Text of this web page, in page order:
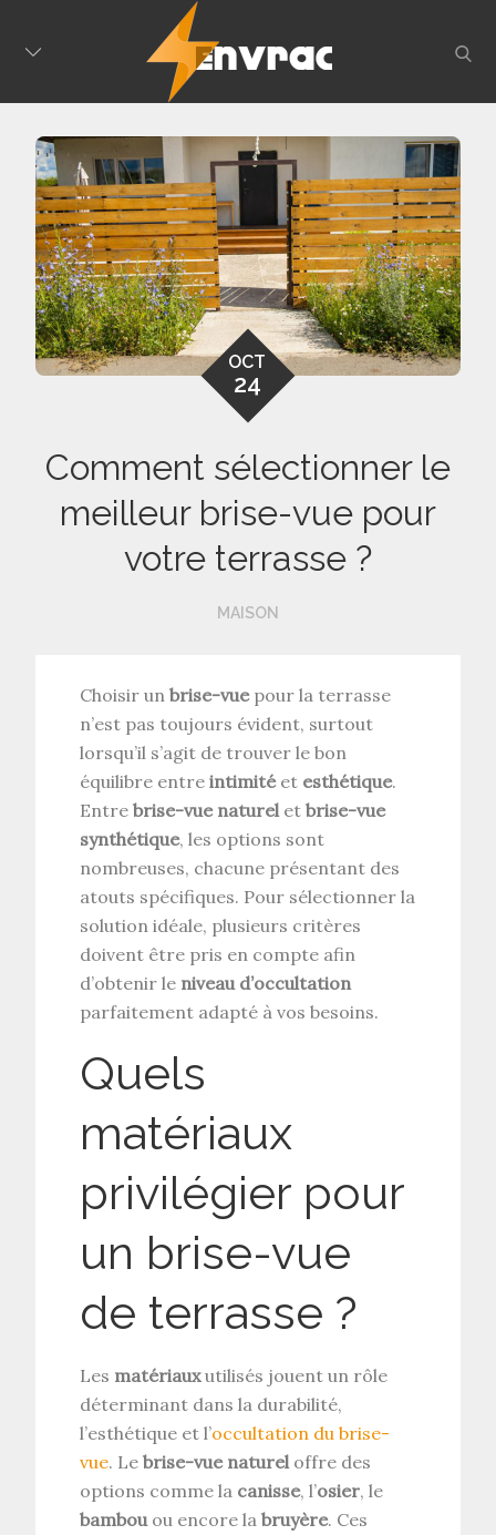
OCT
24
Comment sélectionner le
meilleur brise-vue pour
votre terrasse ?
MAISON
Choisir unbrise-vuepour la terrasse
n’est pas toujours évident, surtout
lorsqu’il s’agit de trouver le bon
équilibre entreintimitéet esthétique.
Entrebrise-vue naturel etbrise-vue
synthétique, les options sont
nombreuses, chacune présentant des
atouts spécifiques. Pour sélectionner la
solution idéale, plusieurs critères
doivent être pris en compte afin
d’obtenir le niveau d’occultation
parfaitement adapté à vos besoins.
Quels
matériaux
privilégier pour
un brise-vue
de terrasse ?
Les matériauxutilisés jouent un rôle
déterminant dans la durabilité,
l’esthétique et l’occultation du brise-
vue. Lebrise-vue naturel offre des
options comme la canisse, l’osier, le
bambou ou encore labruyère. Ces